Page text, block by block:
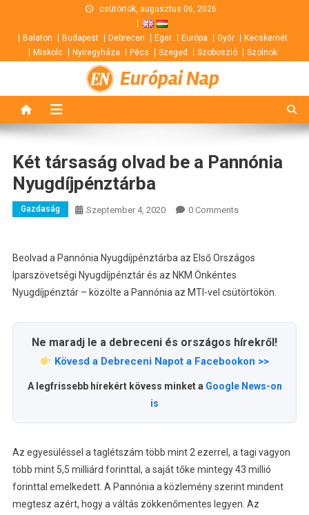
content
csütörtök, augusztus 06, 2026
Balaton Budapest Debrecen Eger Európa Győr
Kecskemét
Miskolc
Nyíregyháza Pécs Szeged Szoboszló Szolnok
Európai Nap
Két társaság olvad be a Pannónia
Nyugdíjpénztárba
Gazdaság Szeptember 4, 2020 0 Comments
Beolvad a Pannónia Nyugdíjpénztárba az Első Országos
Iparszövetségi Nyugdíjpénztár és az NKM Önkéntes
Nyugdíjpénztár – közölte a Pannónia az MTI-vel csütörtökön.
Ne maradj le a debreceni és országos hírekről!
Kövesd a Debreceni Napot a Facebookon >>
A legfrissebb hírekért kövess minket a Google News-on
is
Az egyesüléssel a taglétszám több mint 2 ezerrel, a tagi vagyon
több mint 5,5 milliárd forinttal, a saját tőke mintegy 43 millió
forinttal emelkedett. A Pannónia a közlemény szerint mindent
megtesz azért, hogy a váltás zökkenőmentes legyen. Az